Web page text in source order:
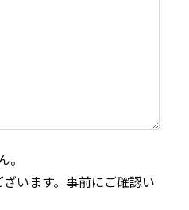
います。事前にご確認い